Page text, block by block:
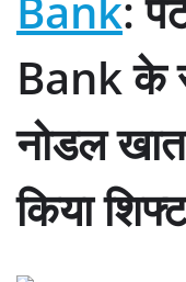
Bank के
नोडल
किया